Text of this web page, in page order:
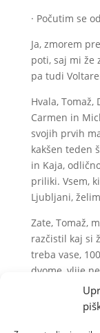
· Počutim se
Ja, zmorem
poti, saj mi že
pa tudi
Hvala, Tomaž,
Carmen in
svojih prvih
kakšen teden
in Kaja,
priliki. Vsem,
Ljubljani,
Zate, Tomaž,
razčistil kaj si
treba vase,
dvome, vlije
načrtovano